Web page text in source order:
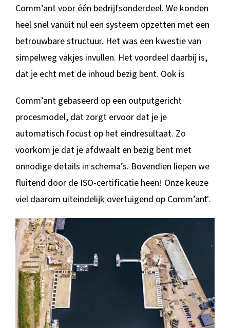
Comm’ant voor één bedrijfsonderdeel. We konden
heel snel vanuit nul een systeem opzetten met een
betrouwbare structuur. Het was een kwestie van
simpelweg vakjes invullen. Het voordeel daarbij is,
dat je echt met de inhoud bezig bent. Ook is
Comm’ant gebaseerd op een outputgericht
procesmodel, dat zorgt ervoor dat je je
automatisch focust op het eindresultaat. Zo
voorkom je dat je afdwaalt en bezig bent met
onnodige details in schema’s. Bovendien liepen we
fluitend door de ISO-certificatie heen! Onze keuze
viel daarom uiteindelijk overtuigend op Comm’ant‛.